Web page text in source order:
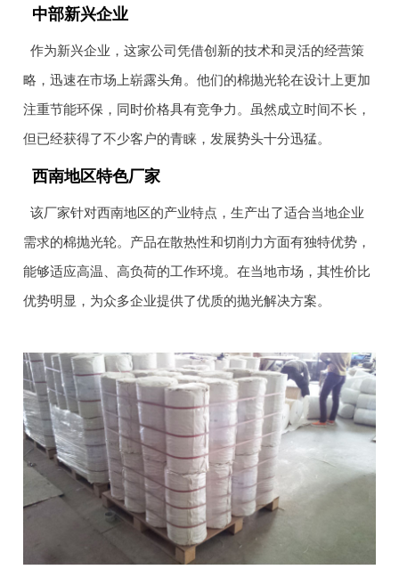
中部新兴企业
作为新兴企业，这家公司凭借创新的技术和灵活的经营策
略，迅速在市场上崭露头角。他们的棉抛光轮在设计上更加
注重节能环保，同时价格具有竞争力。虽然成立时间不长，
但已经获得了不少客户的青睐，发展势头十分迅猛。
西南地区特色厂家
该厂家针对西南地区的产业特点，生产出了适合当地企业
需求的棉抛光轮。产品在散热性和切削力方面有独特优势，
能够适应高温、高负荷的工作环境。在当地市场，其性价比
优势明显，为众多企业提供了优质的抛光解决方案。